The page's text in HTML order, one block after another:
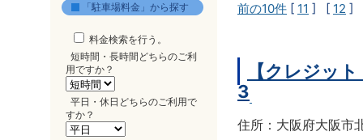
「駐車場料金」から探す
料金検索を行う。
短時間・長時間どちらのご利
用ですか？
平日・休日どちらのご利用で
すか？
前の10件 [ 11 ] [ 12 ]
【クレジッ
3
住所：大阪府大阪市